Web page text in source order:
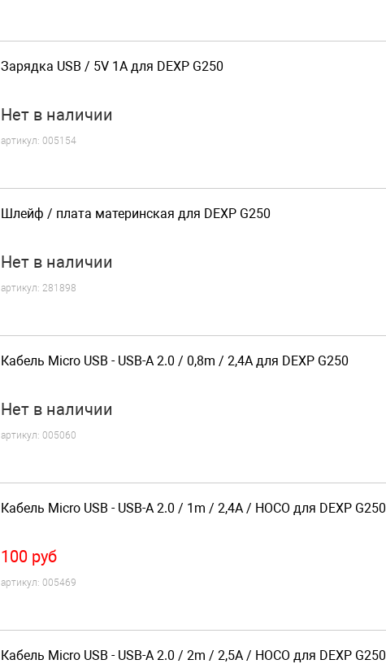
Зарядка USB / 5V 1A для DEXP G250
Нет в наличии
артикул: 005154
Шлейф / плата материнская для DEXP G250
Нет в наличии
артикул: 281898
Кабель Micro USB - USB-A 2.0 / 0,8m / 2,4A для DEXP G250
Нет в наличии
артикул: 005060
Кабель Micro USB - USB-A 2.0 / 1m / 2,4A / HOCO для DEXP G250
100 руб
артикул: 005469
Кабель Micro USB - USB-A 2.0 / 2m / 2,5A / HOCO для DEXP G250